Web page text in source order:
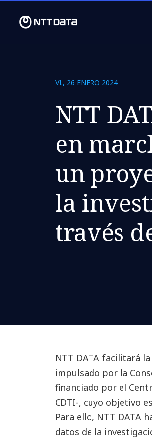
VI., 26 ENERO 2024
NTT
en
un
la
través
NTT DATA facilitará
impulsado por la
financiado por el
CDTI-, cuyo objetivo
Para ello, NTT DATA
datos de la